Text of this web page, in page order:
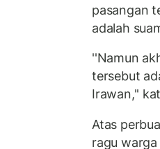
pasangan
adalah
''Namun
tersebut
Irawan,''
Atas
ragu